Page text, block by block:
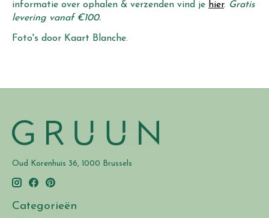
informatie over ophalen & verzenden vind je hier. Gratis
levering vanaf €100.
Foto's door Kaart Blanche.
Oud Korenhuis 36, 1000 Brussels
Categorieën